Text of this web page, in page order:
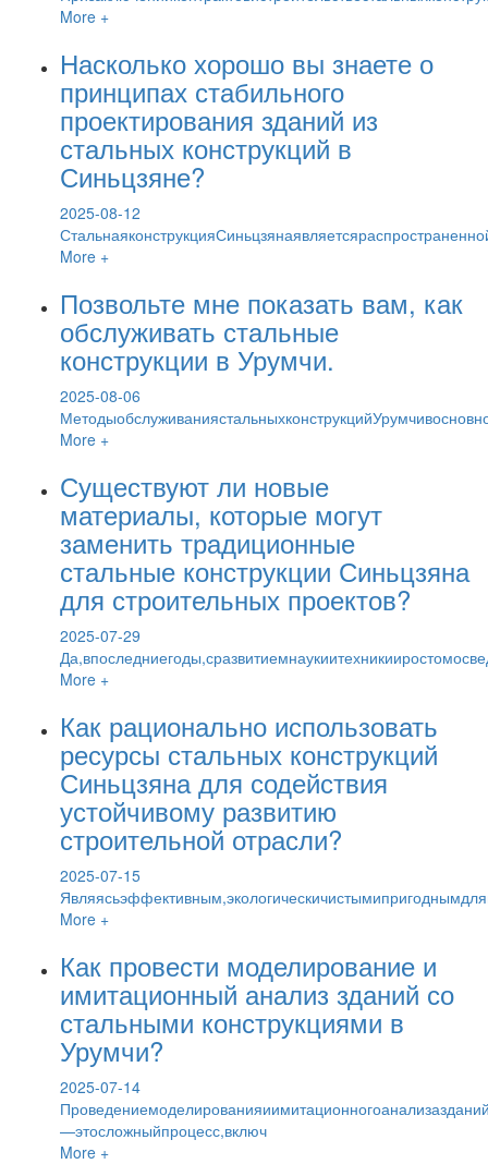
More +
Насколько хорошо вы знаете о
принципах стабильного
проектирования зданий из
стальных конструкций в
Синьцзяне?
2025-08-12
More +
Позвольте мне показать вам, как
обслуживать стальные
конструкции в Урумчи.
2025-08-06
More +
Существуют ли новые
материалы, которые могут
заменить традиционные
стальные конструкции Синьцзяна
для строительных проектов?
2025-07-29
More +
Как рационально использовать
ресурсы стальных конструкций
Синьцзяна для содействия
устойчивому развитию
строительной отрасли?
2025-07-15
More +
Как провести моделирование и
имитационный анализ зданий со
стальными конструкциями в
Урумчи?
2025-07-14
—этосложныйпроцесс,включ
More +